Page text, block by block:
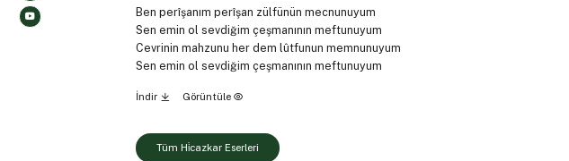
Ben perîşanım perîşan zülfünün mecnunuyum
Sen emin ol sevdiğim çeşmanının meftunuyum
Cevrinin mahzunu her dem lûtfunun memnunuyum
Sen emin ol sevdiğim çeşmanının meftunuyum
İndir Görüntüle
Tüm Hi̇cazkar Eserleri